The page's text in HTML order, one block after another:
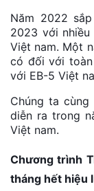
Năm 2022
2023 với
Việt nam. Một
có đối với
với EB-5 Việt
Chúng ta
diễn ra trong
Việt nam.
Chương trình
tháng hết hiệu